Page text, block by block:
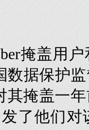
掩盖用
数据保护
其掩盖一
了他们